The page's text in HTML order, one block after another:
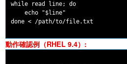
while read line; do
    echo "$line"
動作確認例（RHEL 9.4）: